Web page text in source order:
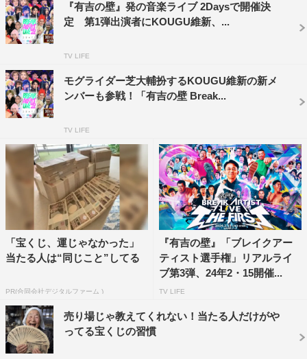
価格：4500円（税込）
発売・販売元：VAP
※商品内容は予告なく変更になる場合がございます。予め
ご了承ください。
Blu-ray＆DVDサイト：
https://www.vap.co.jp/breakartistlive22/
番組公式HP：https://www.ntv.co.jp/ariyoshinokabe/
公式Twitter：
https://twitter.com/ariyoshinokabe（@ariyoshinokabe）
公式YouTube：https://www.youtube.com/channel/UC-
ASnhD1JXr-AISPr0tv_OA
©NTV
『有吉の壁』発の音楽ライブ 2Daysで開催決
定 第1弾出演者にKOUGU維新、...
TV LIFE
モグライダー芝大輔扮するKOUGU維新の新メ
ンバーも参戦！「有吉の壁 Break...
TV LIFE
「宝くじ、運じゃなかった」
当たる人は“同じこと”してる
PR(合同会社デジタルファーム )
『有吉の壁』「ブレイクアー
ティスト選手権」リアルライ
ブ第3弾、24年2・15開催...
TV LIFE
売り場じゃ教えてくれない！当たる人だけがや
ってる宝くじの習慣